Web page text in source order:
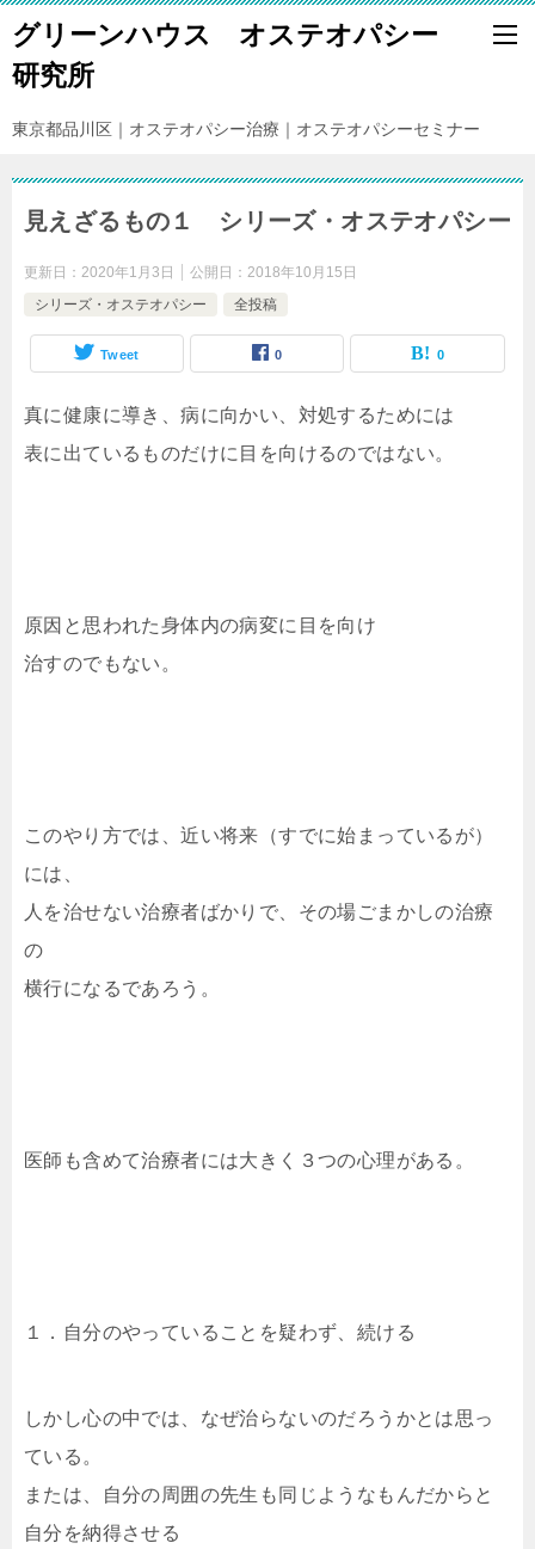
グリーンハウス オステオパシー
研究所
東京都品川区｜オステオパシー治療｜オステオパシーセミナー
見えざるもの１ シリーズ・オステオパシー
更新日： 2020年1月3日 公開日： 2018年10月15日
シリーズ・オステオパシー
全投稿
Tweet 0 0
真に健康に導き、病に向かい、対処するためには
表に出ているものだけに目を向けるのではない。
原因と思われた身体内の病変に目を向け
治すのでもない。
このやり方では、近い将来（すでに始まっているが）
には、
人を治せない治療者ばかりで、その場ごまかしの治療
の
横行になるであろう。
医師も含めて治療者には大きく３つの心理がある。
１．自分のやっていることを疑わず、続ける
しかし心の中では、なぜ治らないのだろうかとは思っ
ている。
または、自分の周囲の先生も同じようなもんだからと
自分を納得させる